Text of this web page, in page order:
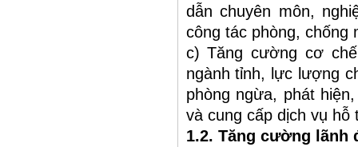
dẫn chuyên môn,
công tác phòng, chống
c) Tăng cường cơ
ngành tỉnh, lực lượng
phòng ngừa, phát
và cung cấp dịch vụ hỗ
1.2. Tăng cường lãnh